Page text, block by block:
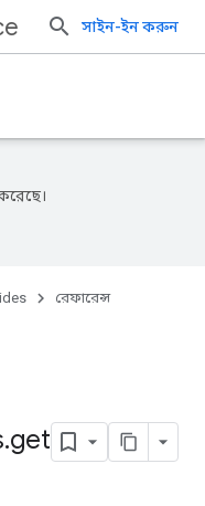
সাইন-ইন করুন
রেফারেন্স
.get